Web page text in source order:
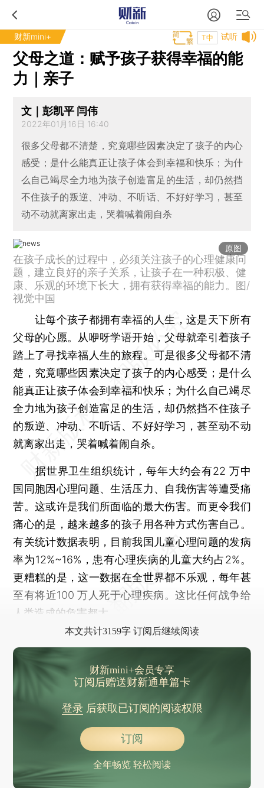
财新mini+ 试听
T中
父母之道：赋予孩子获得幸福的能
力｜亲子
文｜彭凯平 闫伟
2022年01月16日 16:40
很多父母都不清楚，究竟哪些因素决定了孩子的内心
感受；是什么能真正让孩子体会到幸福和快乐；为什
么自己竭尽全力地为孩子创造富足的生活，却仍然挡
不住孩子的叛逆、冲动、不听话、不好好学习，甚至
动不动就离家出走，哭着喊着闹自杀
原图
在孩子成长的过程中，必须关注孩子的心理健康问
题，建立良好的亲子关系，让孩子在一种积极、健
康、乐观的环境下长大，拥有获得幸福的能力。图/
视觉中国
让每个孩子都拥有幸福的人生，这是天下所有
父母的心愿。从咿呀学语开始，父母就牵引着孩子
踏上了寻找幸福人生的旅程。可是很多父母都不清
楚，究竟哪些因素决定了孩子的内心感受；是什么
能真正让孩子体会到幸福和快乐；为什么自己竭尽
全力地为孩子创造富足的生活，却仍然挡不住孩子
的叛逆、冲动、不听话、不好好学习，甚至动不动
就离家出走，哭着喊着闹自杀。
据世界卫生组织统计，每年大约会有22 万中
国同胞因心理问题、生活压力、自我伤害等遭受痛
苦。这或许是我们所面临的最大伤害。而更令我们
痛心的是，越来越多的孩子用各种方式伤害自己。
有关统计数据表明，目前我国儿童心理问题的发病
率为12%~16%，患有心理疾病的儿童大约占2%。
更糟糕的是，这一数据在全世界都不乐观，每年甚
至有将近100 万人死于心理疾病。这比任何战争给
人类造成的危害都大。
本文共计3159字 订阅后继续阅读
财新mini+会员专享
订阅后赠送财新通单篇卡
登录后获取已订阅的阅读权限
订阅
全年畅览 轻松阅读